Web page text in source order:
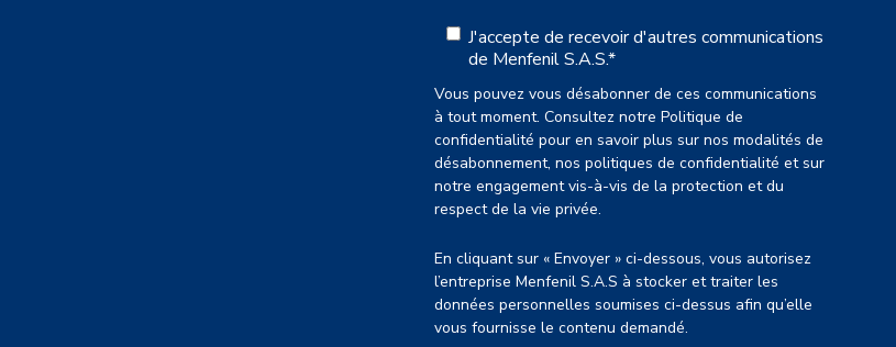
J'accepte de recevoir d'autres communications
de Menfenil S.A.S.*
Vous pouvez vous désabonner de ces communications
à tout moment. Consultez notre Politique de
confidentialité pour en savoir plus sur nos modalités de
désabonnement, nos politiques de confidentialité et sur
notre engagement vis-à-vis de la protection et du
respect de la vie privée.
En cliquant sur « Envoyer » ci-dessous, vous autorisez
l’entreprise Menfenil S.A.S à stocker et traiter les
données personnelles soumises ci-dessus afin qu’elle
vous fournisse le contenu demandé.